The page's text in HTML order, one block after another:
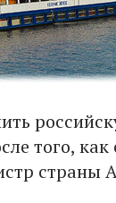
того,
страны